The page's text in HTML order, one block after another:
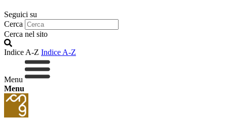
Seguici su
Cerca
Cerca nel sito
Indice A-Z Indice A-Z
Menu
Menu